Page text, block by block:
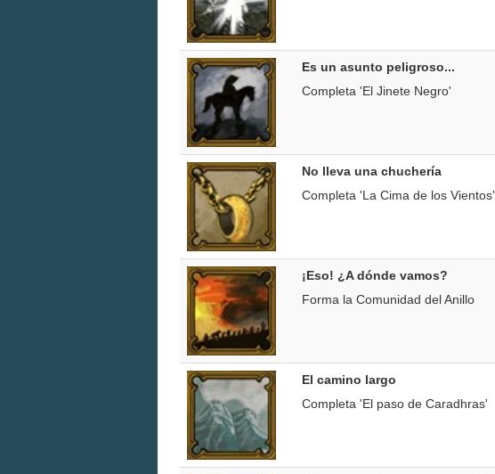
Es un asunto peligroso...
Completa 'El Jinete Negro'
No lleva una chuchería
Completa 'La Cima de los Vientos'
¡Eso! ¿A dónde vamos?
Forma la Comunidad del Anillo
El camino largo
Completa 'El paso de Caradhras'